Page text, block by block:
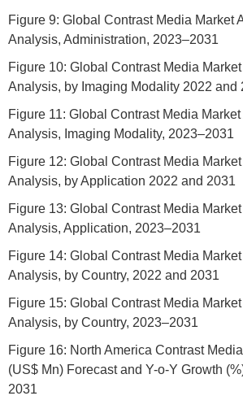
Figure 9: Global Contrast Media Market
Analysis, Administration, 2023–2031
Figure 10: Global Contrast Media
Analysis, by Imaging Modality 2022 and
Figure 11: Global Contrast Media
Analysis, Imaging Modality, 2023–2031
Figure 12: Global Contrast Media
Analysis, by Application 2022 and 2031
Figure 13: Global Contrast Media
Analysis, Application, 2023–2031
Figure 14: Global Contrast Media
Analysis, by Country, 2022 and 2031
Figure 15: Global Contrast Media
Analysis, by Country, 2023–2031
Figure 16: North America Contrast
(US$ Mn) Forecast and Y-o-Y Growth
2031